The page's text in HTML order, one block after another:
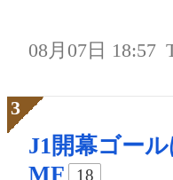
08月07日 18:57
J1開幕ゴー
MF
18